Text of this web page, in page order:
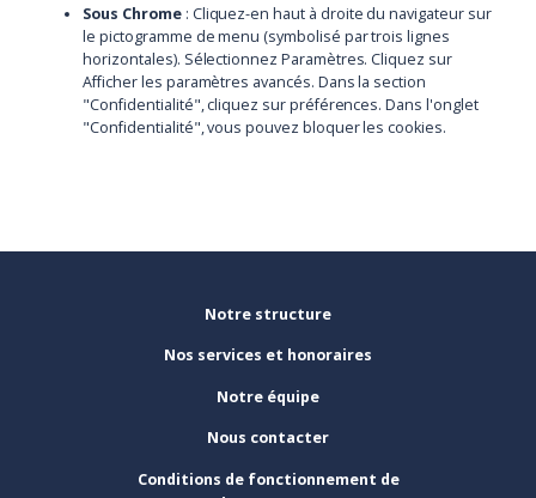
Sous Chrome: Cliquez-en haut à droite du navigateur sur
le pictogramme de menu (symbolisé par trois lignes
horizontales). Sélectionnez Paramètres. Cliquez sur
Afficher les paramètres avancés. Dans la section
"Confidentialité", cliquez sur préférences. Dans l'onglet
"Confidentialité", vous pouvez bloquer les cookies.
Notre structure
Nos services et honoraires
Notre équipe
Nous contacter
Conditions de fonctionnement de